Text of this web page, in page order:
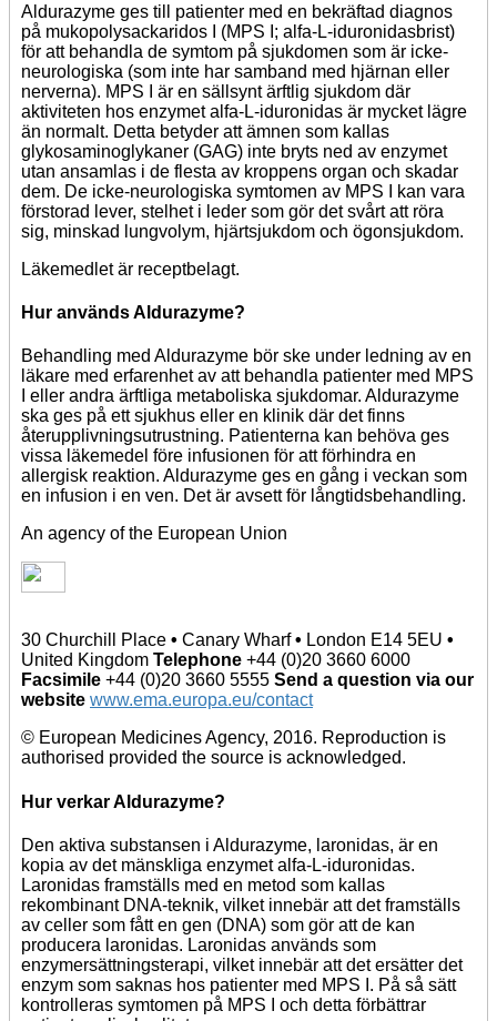
Aldurazyme ges till patienter med en bekräftad diagnos
på mukopolysackaridos I (MPS I; alfa-L-iduronidasbrist)
för att behandla de symtom på sjukdomen som är icke-
neurologiska (som inte har samband med hjärnan eller
nerverna). MPS I är en sällsynt ärftlig sjukdom där
aktiviteten hos enzymet alfa-L-iduronidas är mycket lägre
än normalt. Detta betyder att ämnen som kallas
glykosaminoglykaner (GAG) inte bryts ned av enzymet
utan ansamlas i de flesta av kroppens organ och skadar
dem. De icke-neurologiska symtomen av MPS I kan vara
förstorad lever, stelhet i leder som gör det svårt att röra
sig, minskad lungvolym, hjärtsjukdom och ögonsjukdom.
Läkemedlet är receptbelagt.
Hur används Aldurazyme?
Behandling med Aldurazyme bör ske under ledning av en
läkare med erfarenhet av att behandla patienter med MPS
I eller andra ärftliga metaboliska sjukdomar. Aldurazyme
ska ges på ett sjukhus eller en klinik där det finns
återupplivningsutrustning. Patienterna kan behöva ges
vissa läkemedel före infusionen för att förhindra en
allergisk reaktion. Aldurazyme ges en gång i veckan som
en infusion i en ven. Det är avsett för långtidsbehandling.
An agency of the European Union
30 Churchill Place • Canary Wharf• London E14 5EU •
United Kingdom Telephone +44 (0)20 3660 6000
Facsimile +44 (0)20 3660 5555 Send a question via our
website www.ema.europa.eu/contact
© European Medicines Agency, 2016. Reproduction is
authorised provided the source is acknowledged.
Hur verkar Aldurazyme?
Den aktiva substansen i Aldurazyme, laronidas, är en
kopia av det mänskliga enzymet alfa-L-iduronidas.
Laronidas framställs med en metod som kallas
rekombinant DNA-teknik, vilket innebär att det framställs
av celler som fått en gen (DNA) som gör att de kan
producera laronidas. Laronidas används som
enzymersättningsterapi, vilket innebär att det ersätter det
enzym som saknas hos patienter med MPS I. På så sätt
kontrolleras symtomen på MPS I och detta förbättrar